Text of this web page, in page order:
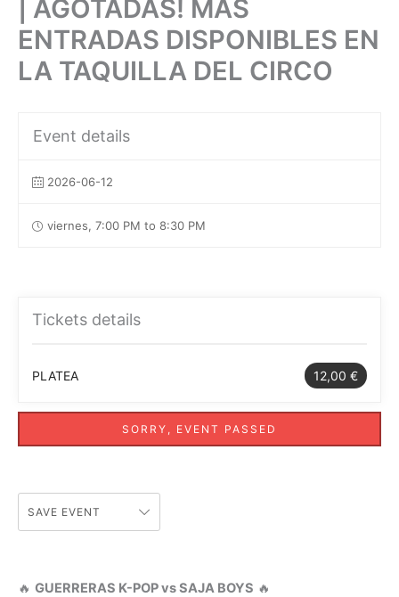
| AGOTADAS! MÁS
ENTRADAS DISPONIBLES EN
LA TAQUILLA DEL CIRCO
Event details
2026-06-12
viernes, 7:00 PM to 8:30 PM
Tickets details
12,00 €
PLATEA
SORRY, EVENT PASSED
SAVE EVENT
🔥 GUERRERAS K-POP vs SAJA BOYS 🔥